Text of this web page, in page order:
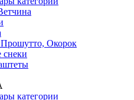
Окорок
категории